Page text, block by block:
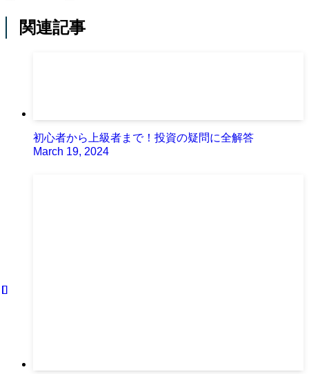
関連記事
初心者から上級者まで！投資の疑問に全解答
March 19, 2024